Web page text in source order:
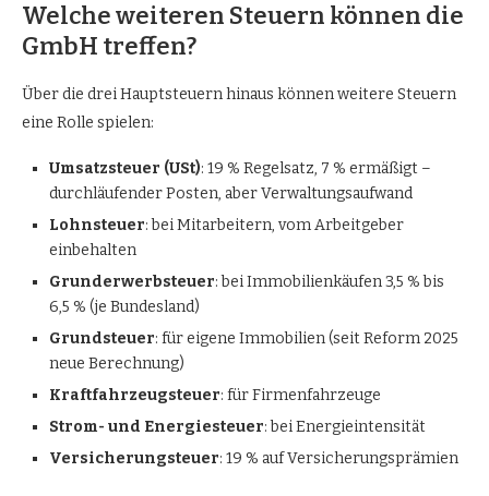
Welche weiteren Steuern können die
GmbH treffen?
Über die drei Hauptsteuern hinaus können weitere Steuern
eine Rolle spielen:
Umsatzsteuer (USt): 19 % Regelsatz, 7 % ermäßigt –
durchläufender Posten, aber Verwaltungsaufwand
Lohnsteuer: bei Mitarbeitern, vom Arbeitgeber
einbehalten
Grunderwerbsteuer: bei Immobilienkäufen 3,5 % bis
6,5 % (je Bundesland)
Grundsteuer: für eigene Immobilien (seit Reform 2025
neue Berechnung)
Kraftfahrzeugsteuer: für Firmenfahrzeuge
Strom- und Energiesteuer: bei Energieintensität
Versicherungsteuer: 19 % auf Versicherungsprämien